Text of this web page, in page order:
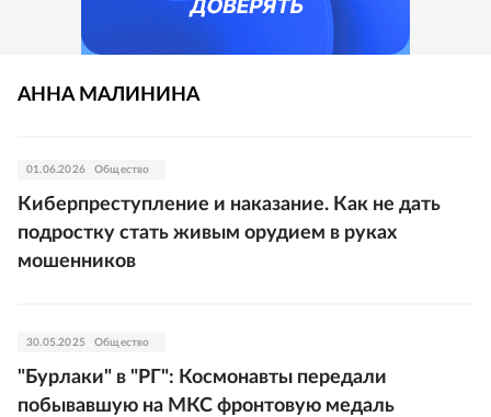
АННА МАЛИНИНА
01.06.2026 Общество
Киберпреступление и наказание. Как не дать
подростку стать живым орудием в руках
мошенников
30.05.2025 Общество
"Бурлаки" в "РГ": Космонавты передали
побывавшую на МКС фронтовую медаль